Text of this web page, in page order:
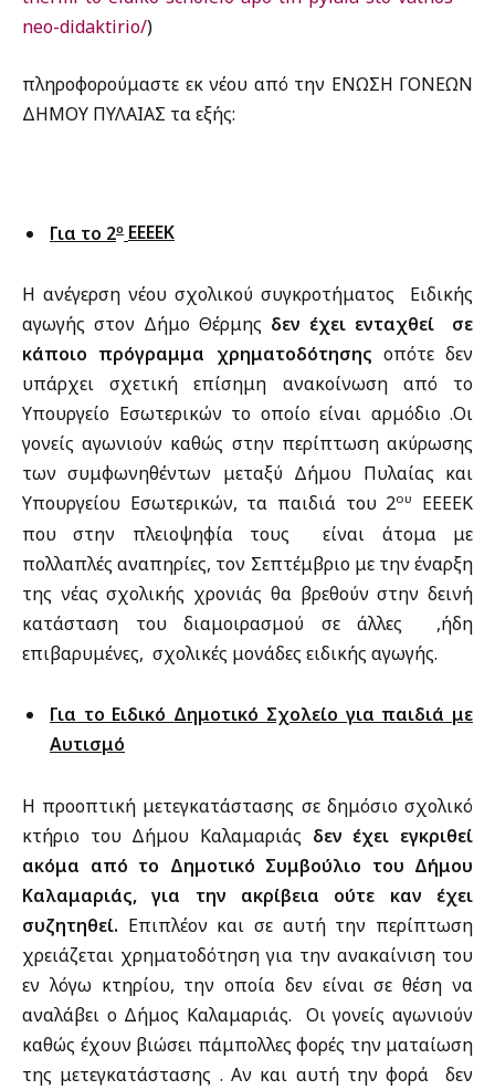
neo-didaktirio/)
πληροφορούμαστε εκ νέου από την ΕΝΩΣΗ ΓΟΝΕΩΝ
ΔΗΜΟΥ ΠΥΛΑΙΑΣ τα εξής:
Για το 2ο ΕΕΕΕΚ
Η ανέγερση νέου σχολικού συγκροτήματος Ειδικής
αγωγής στον Δήμο Θέρμης δεν έχει ενταχθεί σε
κάποιο πρόγραμμα χρηματοδότησης οπότε δεν
υπάρχει σχετική επίσημη ανακοίνωση από το
Υπουργείο Εσωτερικών το οποίο είναι αρμόδιο .Οι
γονείς αγωνιούν καθώς στην περίπτωση ακύρωσης
των συμφωνηθέντων μεταξύ Δήμου Πυλαίας και
Υπουργείου Εσωτερικών, τα παιδιά του 2ου
ΕΕΕΕΚ
που στην πλειοψηφία τους είναι άτομα με
πολλαπλές αναπηρίες, τον Σεπτέμβριο με την έναρξη
της νέας σχολικής χρονιάς θα βρεθούν στην δεινή
κατάσταση του διαμοιρασμού σε άλλες ,ήδη
επιβαρυμένες, σχολικές μονάδες ειδικής αγωγής.
Για το Ειδικό Δημοτικό Σχολείο για παιδιά με
Αυτισμό
Η προοπτική μετεγκατάστασης σε δημόσιο σχολικό
κτήριο του Δήμου Καλαμαριάς δεν έχει εγκριθεί
ακόμα από το Δημοτικό Συμβούλιο του Δήμου
Καλαμαριάς, για την ακρίβεια ούτε καν έχει
συζητηθεί. Επιπλέον και σε αυτή την περίπτωση
χρειάζεται χρηματοδότηση για την ανακαίνιση του
εν λόγω κτηρίου, την οποία δεν είναι σε θέση να
αναλάβει ο Δήμος Καλαμαριάς. Οι γονείς αγωνιούν
καθώς έχουν βιώσει πάμπολλες φορές την ματαίωση
της μετεγκατάστασης . Αν και αυτή την φορά δεν